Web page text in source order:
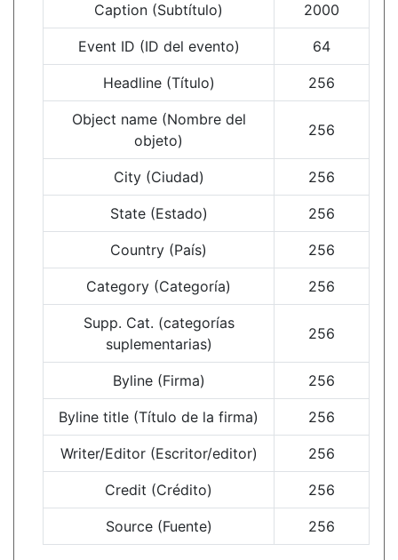
Caption (Subtítulo) 2000
Event ID (ID del evento) 64
Headline (Título) 256
Object name (Nombre del
objeto)
256
City (Ciudad) 256
State (Estado) 256
Country (País) 256
Category (Categoría) 256
Supp. Cat. (categorías
suplementarias)
256
Byline (Firma) 256
Byline title (Título de la firma) 256
Writer/Editor (Escritor/editor) 256
Credit (Crédito) 256
Source (Fuente) 256